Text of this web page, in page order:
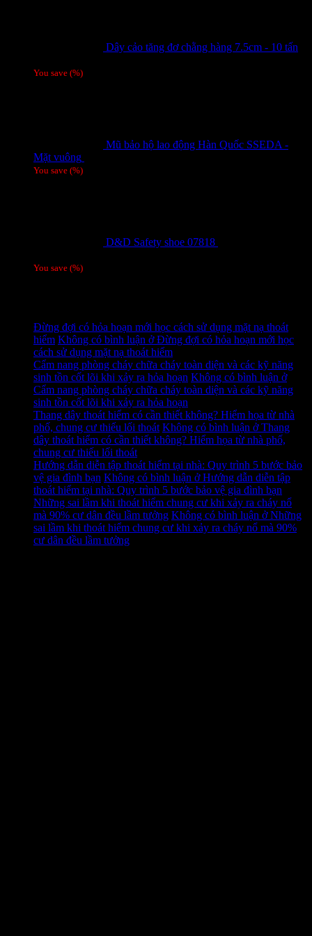
Dây cảo tăng đơ chằng hàng 7.5cm - 10 tấn
You save (%)
Mũ bảo hộ lao động Hàn Quốc SSEDA -
Mặt vuông
You save (%)
D&D Safety shoe 07818
You save (%)
Đừng đợi có hỏa hoạn mới học cách sử dụng mặt nạ thoát
hiểm Không có bình luận ở Đừng đợi có hỏa hoạn mới học
cách sử dụng mặt nạ thoát hiểm
Cẩm nang phòng cháy chữa cháy toàn diện và các kỹ năng
sinh tồn cốt lõi khi xảy ra hỏa hoạn Không có bình luận ở
Cẩm nang phòng cháy chữa cháy toàn diện và các kỹ năng
sinh tồn cốt lõi khi xảy ra hỏa hoạn
Thang dây thoát hiểm có cần thiết không? Hiểm họa từ nhà
phố, chung cư thiếu lối thoát Không có bình luận ở Thang
dây thoát hiểm có cần thiết không? Hiểm họa từ nhà phố,
chung cư thiếu lối thoát
Hướng dẫn diễn tập thoát hiểm tại nhà: Quy trình 5 bước bảo
vệ gia đình bạn Không có bình luận ở Hướng dẫn diễn tập
thoát hiểm tại nhà: Quy trình 5 bước bảo vệ gia đình bạn
Những sai lầm khi thoát hiểm chung cư khi xảy ra cháy nổ
mà 90% cư dân đều lầm tưởng Không có bình luận ở Những
sai lầm khi thoát hiểm chung cư khi xảy ra cháy nổ mà 90%
cư dân đều lầm tưởng